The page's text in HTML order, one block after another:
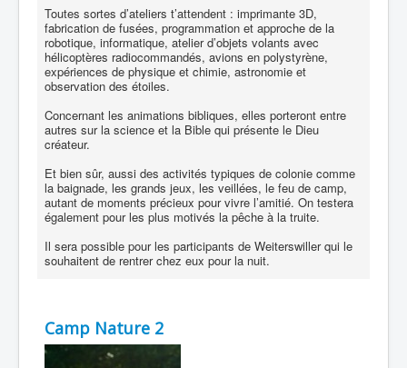
Toutes sortes d’ateliers t’attendent : imprimante 3D,
fabrication de fusées, programmation et approche de la
robotique, informatique, atelier d’objets volants avec
hélicoptères radiocommandés, avions en polystyrène,
expériences de physique et chimie, astronomie et
observation des étoiles.
Concernant les animations bibliques, elles porteront entre
autres sur la science et la Bible qui présente le Dieu
créateur.
Et bien sûr, aussi des activités typiques de colonie comme
la baignade, les grands jeux, les veillées, le feu de camp,
autant de moments précieux pour vivre l’amitié. On testera
également pour les plus motivés la pêche à la truite.
Il sera possible pour les participants de Weiterswiller qui le
souhaitent de rentrer chez eux pour la nuit.
Camp Nature 2